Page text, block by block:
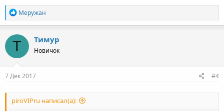
Р
е
а
к
ц
и
:
Меружан
Т Тимур
Новичок
7 Дек 2017 #4
piroVIPru написал(а):